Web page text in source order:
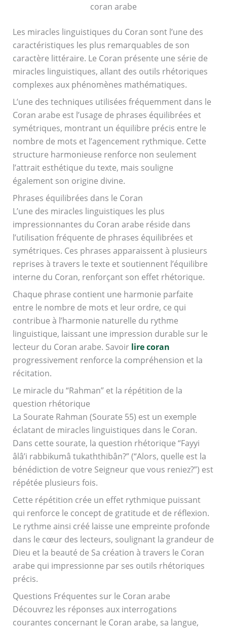
coran arabe
Les miracles linguistiques du Coran sont l’une des
caractéristiques les plus remarquables de son
caractère littéraire. Le Coran présente une série de
miracles linguistiques, allant des outils rhétoriques
complexes aux phénomènes mathématiques.
L’une des techniques utilisées fréquemment dans le
Coran arabe est l’usage de phrases équilibrées et
symétriques, montrant un équilibre précis entre le
nombre de mots et l’agencement rythmique. Cette
structure harmonieuse renforce non seulement
l’attrait esthétique du texte, mais souligne
également son origine divine.
Phrases équilibrées dans le Coran
L’une des miracles linguistiques les plus
impressionnantes du Coran arabe réside dans
l’utilisation fréquente de phrases équilibrées et
symétriques. Ces phrases apparaissent à plusieurs
reprises à travers le texte et soutiennent l’équilibre
interne du Coran, renforçant son effet rhétorique.
Chaque phrase contient une harmonie parfaite
entre le nombre de mots et leur ordre, ce qui
contribue à l’harmonie naturelle du rythme
linguistique, laissant une impression durable sur le
lecteur du Coran arabe. Savoir lire coran
progressivement renforce la compréhension et la
récitation.
Le miracle du “Rahman” et la répétition de la
question rhétorique
La Sourate Rahman (Sourate 55) est un exemple
éclatant de miracles linguistiques dans le Coran.
Dans cette sourate, la question rhétorique “Fayyi
âlâ’i rabbikumâ tukaththibân?” (“Alors, quelle est la
bénédiction de votre Seigneur que vous reniez?”) est
répétée plusieurs fois.
Cette répétition crée un effet rythmique puissant
qui renforce le concept de gratitude et de réflexion.
Le rythme ainsi créé laisse une empreinte profonde
dans le cœur des lecteurs, soulignant la grandeur de
Dieu et la beauté de Sa création à travers le Coran
arabe qui impressionne par ses outils rhétoriques
précis.
Questions Fréquentes sur le Coran arabe
Découvrez les réponses aux interrogations
courantes concernant le Coran arabe, sa langue,